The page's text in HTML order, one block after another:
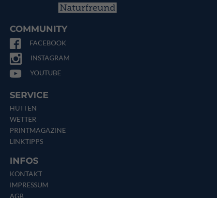
COMMUNITY
FACEBOOK
INSTAGRAM
YOUTUBE
SERVICE
HÜTTEN
WETTER
PRINTMAGAZINE
LINKTIPPS
INFOS
KONTAKT
IMPRESSUM
AGB